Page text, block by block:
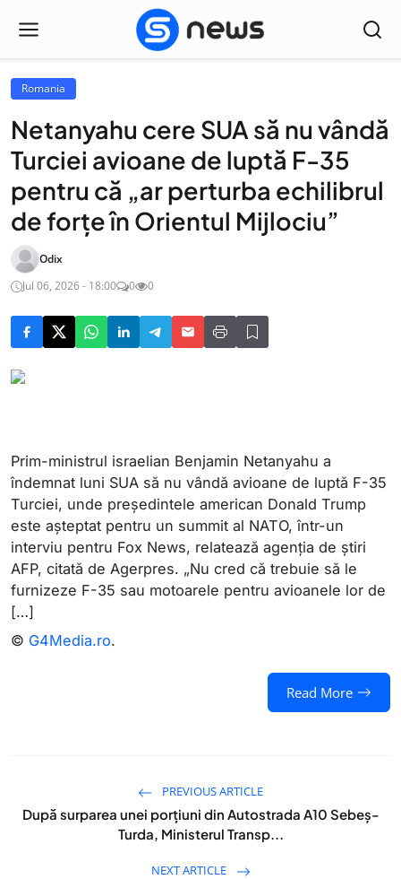
Romania
Netanyahu cere SUA să nu vândă
Turciei avioane de luptă F-35
pentru că „ar perturba echilibrul
de forţe în Orientul Mijlociu”
Odix
Jul 06, 2026 - 18:00
0 0
Prim-ministrul israelian Benjamin Netanyahu a
îndemnat luni SUA să nu vândă avioane de luptă F-35
Turciei, unde preşedintele american Donald Trump
este aşteptat pentru un summit al NATO, într-un
interviu pentru Fox News, relatează agenția de știri
AFP, citată de Agerpres. „Nu cred că trebuie să le
furnizeze F-35 sau motoarele pentru avioanele lor de
[…]
© G4Media.ro.
Read More
PREVIOUS ARTICLE
După surparea unei porțiuni din Autostrada A10 Sebeș-
Turda, Ministerul Transp...
NEXT ARTICLE